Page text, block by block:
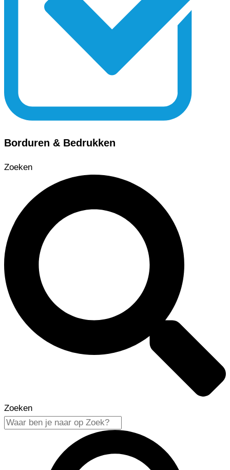
Borduren & Bedrukken
Zoeken
Zoeken